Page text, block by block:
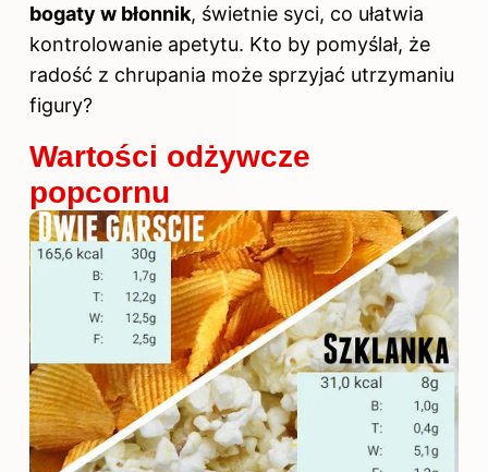
bogaty w błonnik, świetnie syci, co ułatwia
kontrolowanie apetytu. Kto by pomyślał, że
radość z chrupania może sprzyjać utrzymaniu
figury?
Wartości odżywcze
popcornu